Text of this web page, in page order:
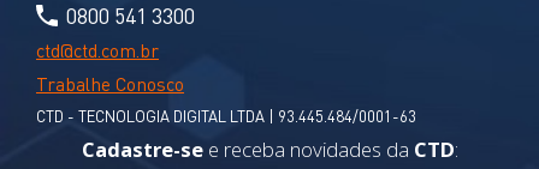
0800 541 3300
ctd@ctd.com.br
Trabalhe Conosco
CTD - TECNOLOGIA DIGITAL LTDA | 93.445.484/0001-63
Cadastre-see receba novidades da CTD: